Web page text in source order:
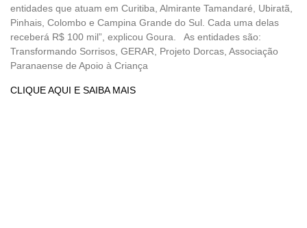
entidades que atuam em Curitiba, Almirante Tamandaré, Ubiratã,
Pinhais, Colombo e Campina Grande do Sul. Cada uma delas
receberá R$ 100 mil”, explicou Goura. As entidades são:
Transformando Sorrisos, GERAR, Projeto Dorcas, Associação
Paranaense de Apoio à Criança
CLIQUE AQUI E SAIBA MAIS